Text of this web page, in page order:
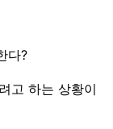
다?
고 하는 상황이